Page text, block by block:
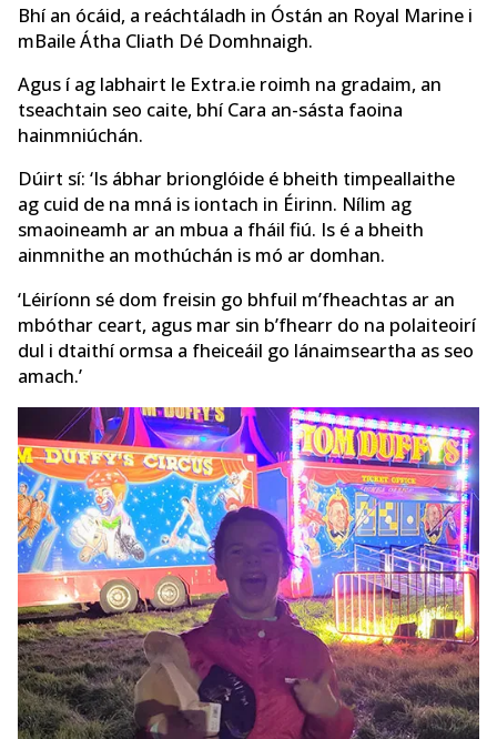
Bhí an ócáid, a reáchtáladh in Óstán an Royal Marine i
mBaile Átha Cliath Dé Domhnaigh.
Agus í ag labhairt le Extra.ie roimh na gradaim, an
tseachtain seo caite, bhí Cara an-sásta faoina
hainmniúchán.
Dúirt sí: ‘Is ábhar brionglóide é bheith timpeallaithe
ag cuid de na mná is iontach in Éirinn. Nílim ag
smaoineamh ar an mbua a fháil fiú. Is é a bheith
ainmnithe an mothúchán is mó ar domhan.
‘Léiríonn sé dom freisin go bhfuil m’fheachtas ar an
mbóthar ceart, agus mar sin b’fhearr do na polaiteoirí
dul i dtaithí ormsa a fheiceáil go lánaimseartha as seo
amach.’